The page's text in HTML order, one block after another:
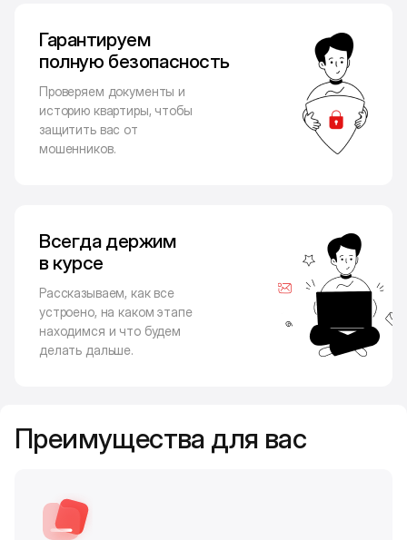
Гарантируем
полную безопасность
Проверяем документы и
историю квартиры, чтобы
защитить вас от
мошенников.
Всегда держим
в курсе
Рассказываем, как все
устроено, на каком этапе
находимся и что будем
делать дальше.
Преимущества для вас